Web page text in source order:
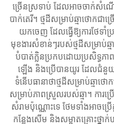
ច្រើនស្រទាប់ ដែល​អាច​ចាក់​សំណ
បាក់តេរី។ ថ្មដីសម្រាប់ឆ្មាថោក​ជាច្
យក​ចេញ ដែល​ធ្វើឱ្យ​ការ​ថែទាំ​
មុខងារសំខាន់ៗ​របស់​ថ្មដីសម្រាប់ឆ្ម
បំបាត់​ក្លិន​ប្រកបដោយ​ប្រសិទ្ធភ
ឡើង និង​ប្រើ​បាន​យូរ ដែល​ជំនួយ​
ទំនើប​ធានាថា​ថ្មដីសម្រាប់ឆ្មាថ
សម្រាប់​ភាព​ស្រួល​របស់​ឆ្មា។ ការ​ប្រ
សំរាម​ប៉ុណ្ណោះទេ ថែមទាំង​អាច​ប្រ
កន្លែង​សើម និង​សម្អាត​គ្រោះថ្នា